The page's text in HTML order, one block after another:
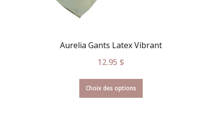
Aurelia Gants Latex Vibrant
12.95 $
Choix des options